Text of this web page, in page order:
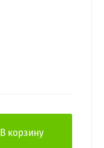
В корзину